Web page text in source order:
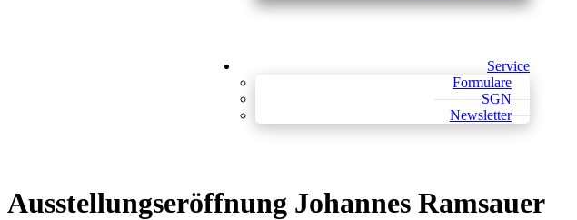
Service
Formulare
SGN
Newsletter
Ausstellungseröffnung Johannes Ramsauer